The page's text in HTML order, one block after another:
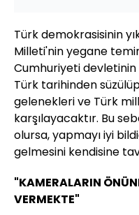
Türk demokrasisinin
Milleti'nin yegane
Cumhuriyeti
Türk tarihinden
gelenekleri ve Türk
karşılayacaktır. Bu
olursa, yapmayı iyi
gelmesini kendisine
"KAMERALARIN
VERMEKTE"